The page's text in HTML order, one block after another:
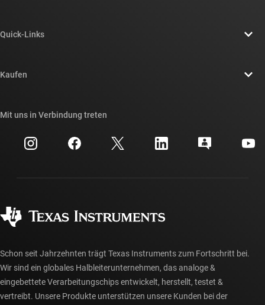
Newsroom
Investorenbeziehungen
Fertigung
Quick-Links
Querverweis-Suche
Kundensupportzentrum
myTI-Konto FAQs
Kaufen
Häufig gestellte Fragen zu Bestellungen
Mit uns in Verbindung treten
Schon seit Jahrzehnten trägt Texas Instruments zum Fortschritt bei.
Wir sind ein globales Halbleiterunternehmen, das analoge &
eingebettete Verarbeitungschips entwickelt, herstellt, testet &
vertreibt. Unsere Produkte unterstützen unsere Kunden bei der